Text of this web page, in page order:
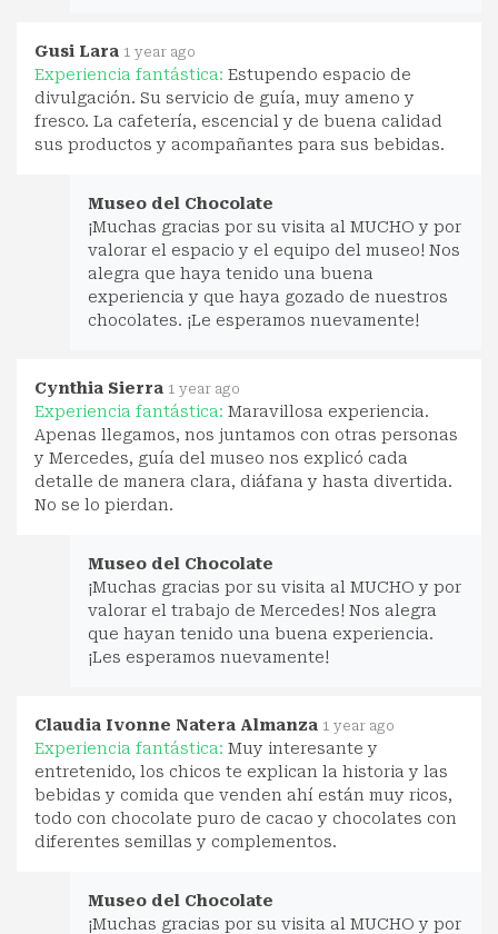
Gusi Lara 1 year ago
Experiencia fantástica: Estupendo espacio de
divulgación. Su servicio de guía, muy ameno y
fresco. La cafetería, escencial y de buena calidad
sus productos y acompañantes para sus bebidas.
Museo del Chocolate
¡Muchas gracias por su visita al MUCHO y por
valorar el espacio y el equipo del museo! Nos
alegra que haya tenido una buena
experiencia y que haya gozado de nuestros
chocolates. ¡Le esperamos nuevamente!
Cynthia Sierra 1 year ago
Experiencia fantástica: Maravillosa experiencia.
Apenas llegamos, nos juntamos con otras personas
y Mercedes, guía del museo nos explicó cada
detalle de manera clara, diáfana y hasta divertida.
No se lo pierdan.
Museo del Chocolate
¡Muchas gracias por su visita al MUCHO y por
valorar el trabajo de Mercedes! Nos alegra
que hayan tenido una buena experiencia.
¡Les esperamos nuevamente!
Claudia Ivonne Natera Almanza 1 year ago
Experiencia fantástica: Muy interesante y
entretenido, los chicos te explican la historia y las
bebidas y comida que venden ahí están muy ricos,
todo con chocolate puro de cacao y chocolates con
diferentes semillas y complementos.
Museo del Chocolate
¡Muchas gracias por su visita al MUCHO y por